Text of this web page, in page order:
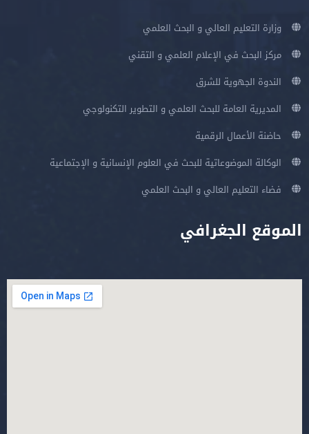
وزارة التعليم العالي و البحث العلمي
مركز البحث في الإعلام العلمي و التقني
الندوة الجهوية للشرق
المديرية العامة للبحث العلمي و التطوير التكنولوجي
حاضنة الأعمال الرقمية
الوكالة الموضوعاتية للبحث في العلوم الإنسانية و الإجتماعية
فضاء التعليم العالي و البحث العلمي
الموقع الجغرافي